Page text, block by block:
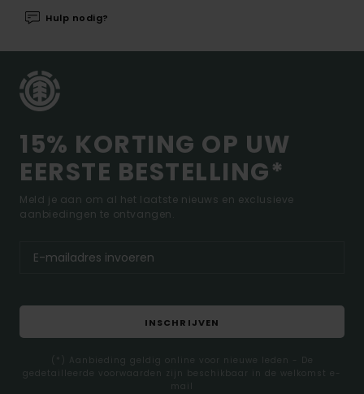
Hulp nodig?
15% KORTING OP UW
EERSTE BESTELLING*
Meld je aan om al het laatste nieuws en exclusieve
aanbiedingen te ontvangen.
INSCHRIJVEN
(*) Aanbieding geldig online voor nieuwe leden - De
gedetailleerde voorwaarden zijn beschikbaar in de welkomst e-
mail